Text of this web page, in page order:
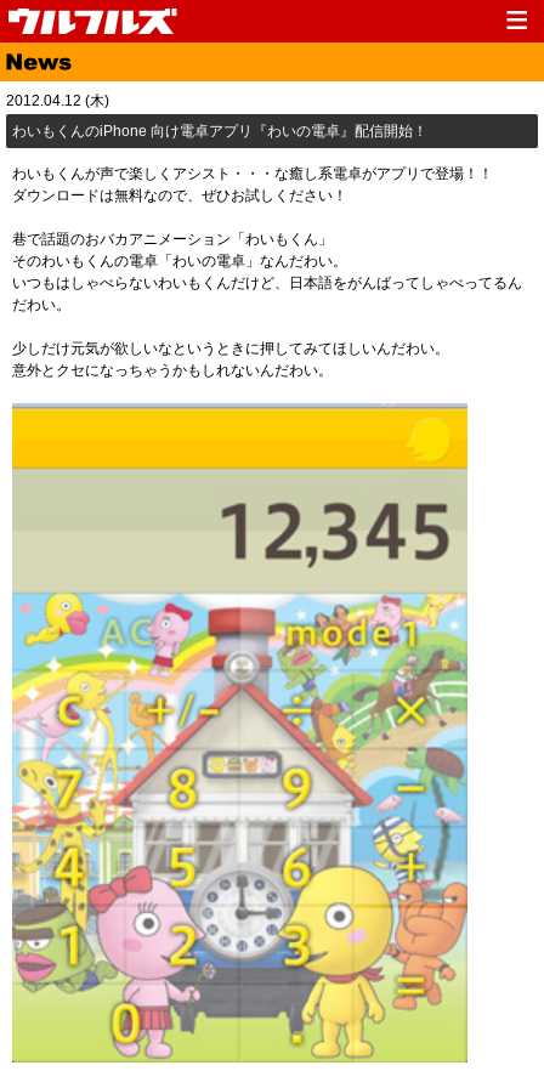
Top
Media Live
Contact Link
2012.04.12 (木)
わいもくんのiPhone 向け電卓アプリ『わいの電卓』配信開始！
わいもくんが声で楽しくアシスト・・・な癒し系電卓がアプリで登場！！
ダウンロードは無料なので、ぜひお試しください！
巷で話題のおバカアニメーション「わいもくん」
そのわいもくんの電卓「わいの電卓」なんだわい。
いつもはしゃべらないわいもくんだけど、日本語をがんばってしゃべってるん
だわい。
少しだけ元気が欲しいなというときに押してみてほしいんだわい。
意外とクセになっちゃうかもしれないんだわい。